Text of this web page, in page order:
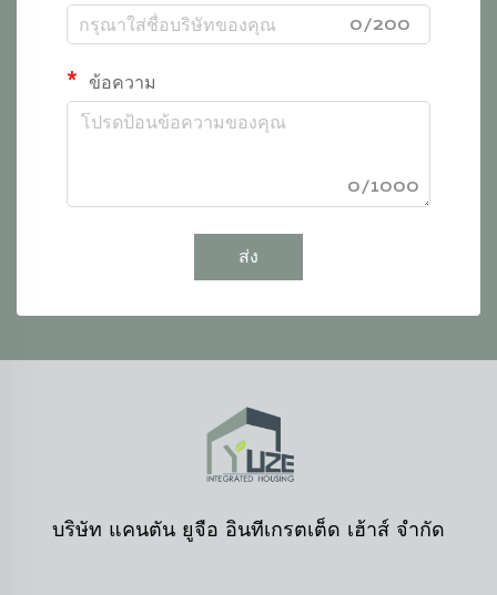
0/200
ข้อความ
0/1000
ส่ง
บริษัท แคนตัน ยูจือ อินทีเกรตเต็ด เฮ้าส์ จำกัด